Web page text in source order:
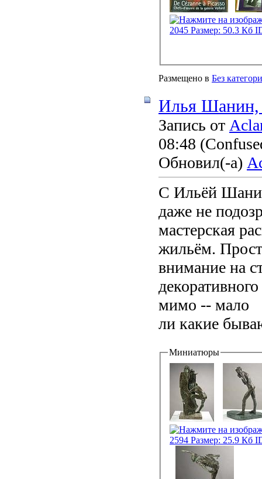
Размещено в Без
Илья Шанин,
Запись от
08:48
Обновил(-а)
С Ильёй
даже не
мастерская
жильём.
внимание на
мимо -- мало
ли какие
Миниатюры